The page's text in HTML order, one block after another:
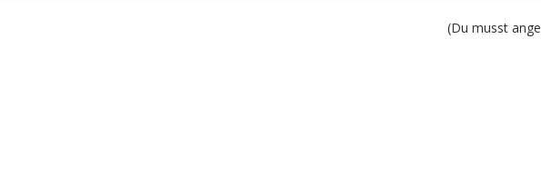
(Du musst